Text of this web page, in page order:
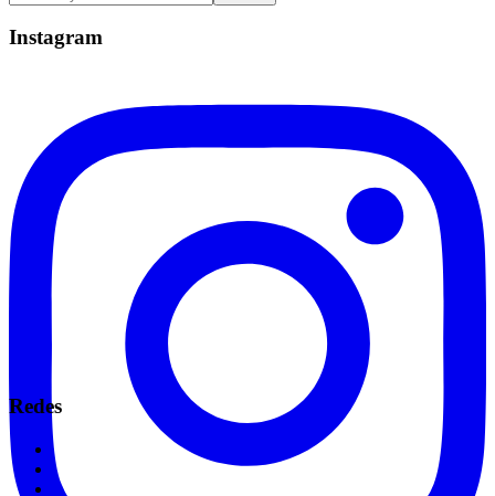
Instagram
Redes